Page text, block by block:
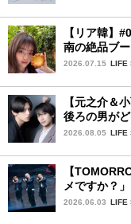
【リア韓】
南の絶品ブ
2026.07.15 LIFE
【元之介＆
後ろの男が
タビュー♡
2026.08.05 LIFE
【
メですか？
CON IN
2026.06.03 LIFE